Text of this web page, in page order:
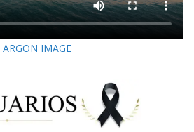
ARGON IMAGE